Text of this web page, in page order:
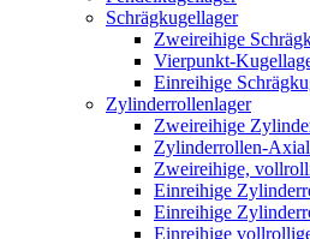
Schrägkugellager
Zweireihige
Vierpunkt-
Einreihige
Zylinderrollenlager
Zweireihige
Zylinderrollen-
Zweireihige,
Einreihige
Einreihige
Einreihige